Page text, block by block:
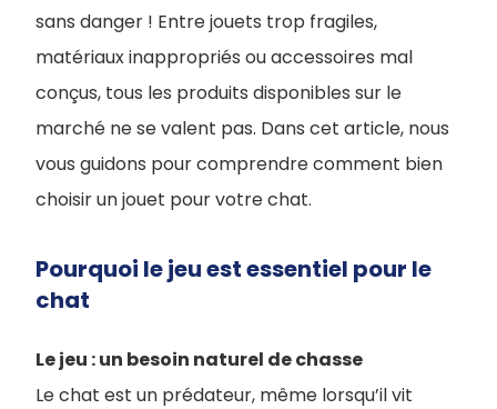
sans danger ! Entre jouets trop fragiles,
matériaux inappropriés ou accessoires mal
conçus, tous les produits disponibles sur le
marché ne se valent pas. Dans cet article, nous
vous guidons pour comprendre comment bien
choisir un jouet pour votre chat.
Pourquoi le jeu est essentiel pour le
chat
Le jeu : un besoin naturel de chasse
Le chat est un prédateur, même lorsqu’il vit